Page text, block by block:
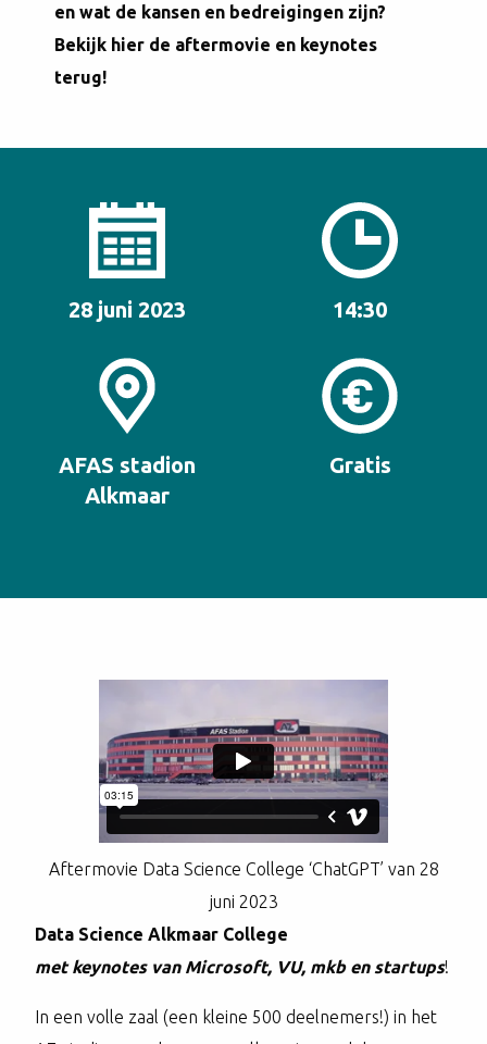
en wat de kansen en bedreigingen zijn?
Bekijk hier de aftermovie en keynotes
terug!
28 juni 2023 14:30
AFAS stadion
Alkmaar
Gratis
Aftermovie Data Science College ‘ChatGPT’ van 28
juni 2023
Data Science Alkmaar College
met keynotes van Microsoft, VU, mkb en startups!
In een volle zaal (een kleine 500 deelnemers!) in het